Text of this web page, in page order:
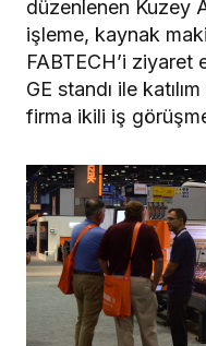
düzenlenen Kuzey
işleme, kaynak
FABTECH’i ziyaret
GE standı ile
firma ikili iş